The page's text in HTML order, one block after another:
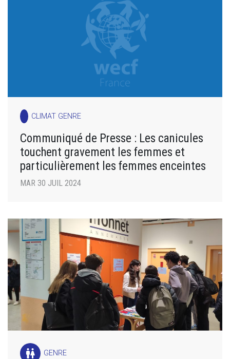
CLIMAT GENRE
Communiqué de Presse : Les canicules
touchent gravement les femmes et
particulièrement les femmes enceintes
MAR 30 JUIL 2024
wc GENRE